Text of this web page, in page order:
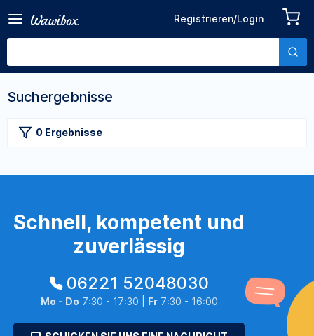
Registrieren/Login
Suchergebnisse
0 Ergebnisse
Schnell, kompetent und
zuverlässig
06221 52048030
Mo - Do 7:30 - 17:30 | Fr7:30 - 16:00